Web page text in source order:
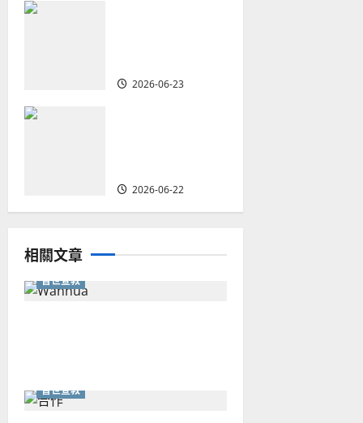
n
2026-06-23
2026-06-22
相關文章
普世宣教
普世宣教